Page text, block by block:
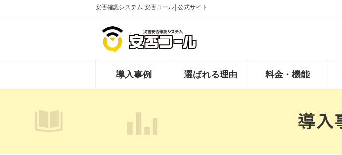
安否確認システム 安否コール│公式サイト
導入事例 選ばれる理由 料金・機能